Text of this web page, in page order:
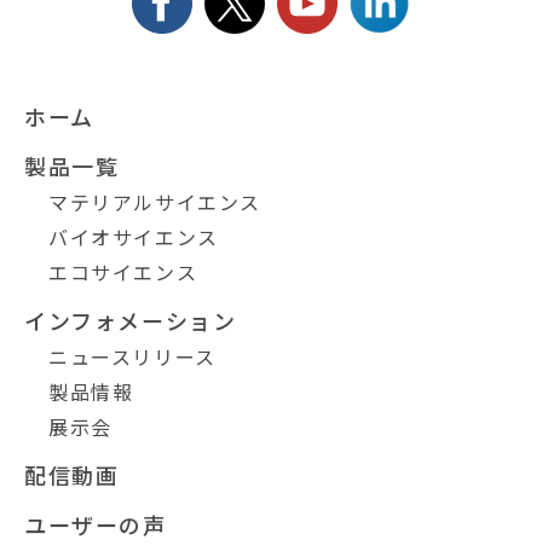
ホーム
製品一覧
マテリアルサイエンス
バイオサイエンス
エコサイエンス
インフォメーション
ニュースリリース
製品情報
展示会
配信動画
ユーザーの声